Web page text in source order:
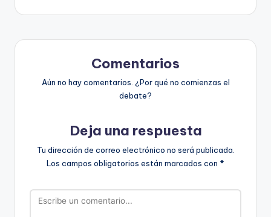
Comentarios
Aún no hay comentarios. ¿Por qué no comienzas el
debate?
Deja una respuesta
Tu dirección de correo electrónico no será publicada.
Los campos obligatorios están marcados con *